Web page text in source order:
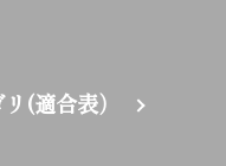
(適合表）